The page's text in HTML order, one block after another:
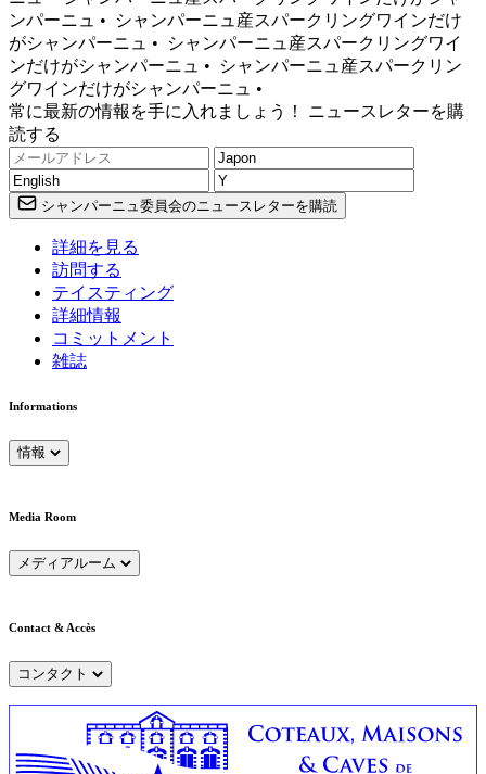
ンパーニュ •
シャンパーニュ産スパークリングワインだけ
がシャンパーニュ •
シャンパーニュ産スパークリングワイ
ンだけがシャンパーニュ •
シャンパーニュ産スパークリン
グワインだけがシャンパーニュ •
常に最新の情報を手に入れましょう！ ニュースレターを購
読する
シャンパーニュ委員会のニュースレターを購読
詳細を見る
訪問する
テイスティング
詳細情報
コミットメント
雑誌
Informations
情報
Media Room
メディアルーム
Contact & Accès
コンタクト